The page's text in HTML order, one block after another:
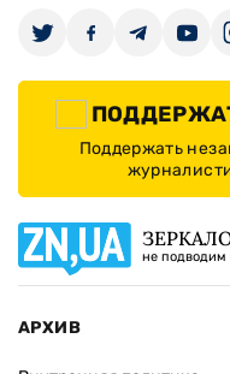
Поддержать
не подводим
АРХИВ